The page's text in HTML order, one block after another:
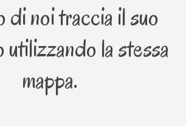
di noi traccia il suo
la stessa
mappa.